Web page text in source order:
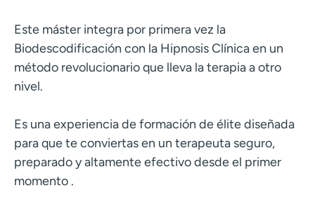
Este máster integra por primera vez la
Biodescodificación con la Hipnosis Clínica en un
método revolucionario que lleva la terapia a otro
nivel.
Es una experiencia de formación de élite diseñada
para que te conviertas en un terapeuta seguro,
preparado y altamente efectivo desde el primer
momento .